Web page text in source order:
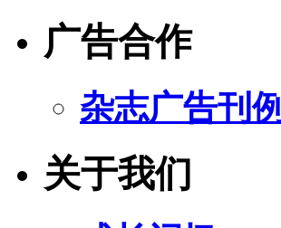
广告合作
杂志广告刊例
关于我们